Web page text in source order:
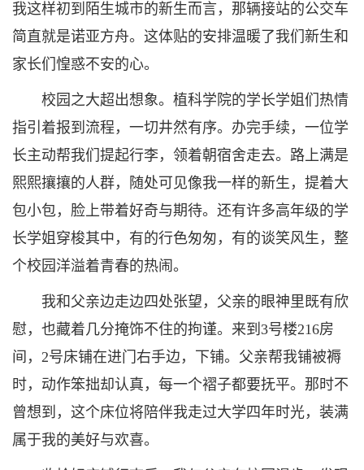
我这样初到陌生城市的新生而言，那辆接站的公交车
简直就是诺亚方舟。这体贴的安排温暖了我们新生和
家长们惶惑不安的心。
校园之大超出想象。植科学院的学长学姐们热情
指引着报到流程，一切井然有序。办完手续，一位学
长主动帮我们提起行李，领着朝宿舍走去。路上满是
熙熙攘攘的人群，随处可见像我一样的新生，提着大
包小包，脸上带着好奇与期待。还有许多高年级的学
长学姐穿梭其中，有的行色匆匆，有的谈笑风生，整
个校园洋溢着青春的热闹。
我和父亲边走边四处张望，父亲的眼神里既有欣
慰，也藏着几分掩饰不住的拘谨。来到3号楼216房
间，2号床铺在进门右手边，下铺。父亲帮我铺被褥
时，动作笨拙却认真，每一个褶子都要抚平。那时不
曾想到，这个床位将陪伴我走过大学四年时光，装满
属于我的美好与欢喜。